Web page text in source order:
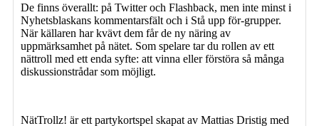
De finns överallt: på Twitter och Flashback, men inte minst i
Nyhetsblaskans kommentarsfält och i Stå upp för-grupper.
När källaren har kvävt dem får de ny näring av
uppmärksamhet på nätet. Som spelare tar du rollen av ett
nättroll med ett enda syfte: att vinna eller förstöra så många
diskussionstrådar som möjligt.
NätTrollz! är ett partykortspel skapat av Mattias Dristig med